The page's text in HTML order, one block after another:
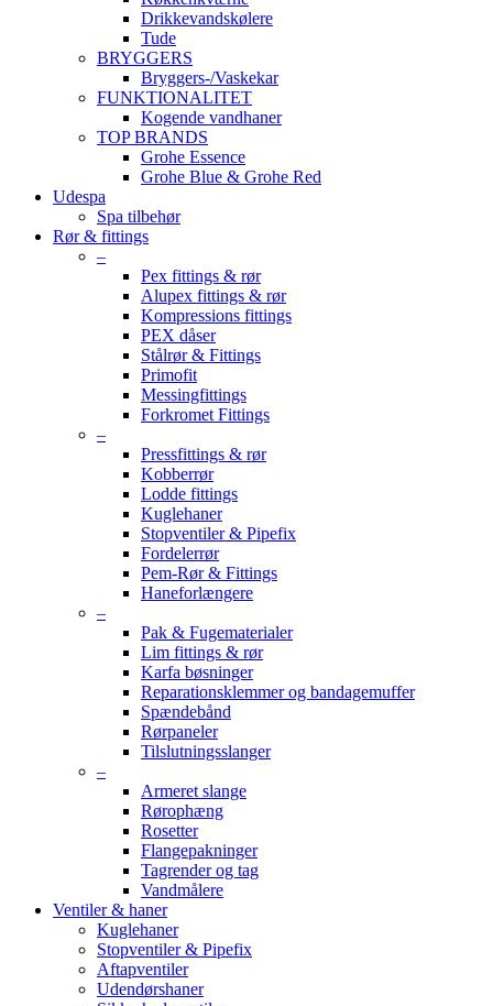
Drikkevandskølere
Tude
BRYGGERS
Bryggers-/Vaskekar
FUNKTIONALITET
Kogende vandhaner
TOP BRANDS
Grohe Essence
Grohe Blue & Grohe Red
Udespa
Spa tilbehør
Rør & fittings
–
Pex fittings & rør
Alupex fittings & rør
Kompressions fittings
PEX dåser
Stålrør & Fittings
Primofit
Messingfittings
Forkromet Fittings
–
Pressfittings & rør
Kobberrør
Lodde fittings
Kuglehaner
Stopventiler & Pipefix
Fordelerrør
Pem-Rør & Fittings
Haneforlængere
–
Pak & Fugematerialer
Lim fittings & rør
Karfa bøsninger
Reparationsklemmer og bandagemuffer
Spændebånd
Rørpaneler
Tilslutningsslanger
–
Armeret slange
Rørophæng
Rosetter
Flangepakninger
Tagrender og tag
Vandmålere
Ventiler & haner
Kuglehaner
Stopventiler & Pipefix
Aftapventiler
Udendørshaner